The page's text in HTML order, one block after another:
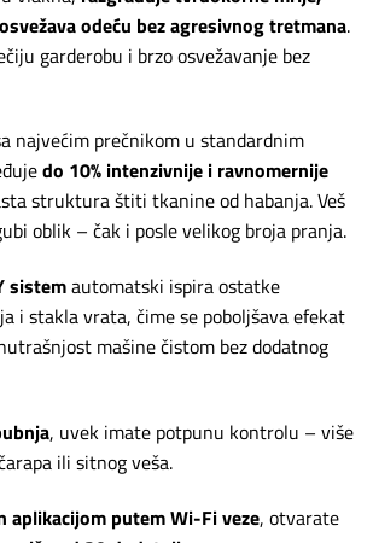
odeću bez agresivnog tretmana.
garderobu i brzo osvežavanje bez
najvećim prečnikom u standardnim
do 10% intenzivnije i ravnomernije
struktura štiti tkanine od habanja. Veš
oblik – čak i posle velikog broja pranja.
sistemautomatski ispira ostatke
i stakla vrata, čime se poboljšava efekat
mašine čistom bez dodatnog
, uvek imate potpunu kontrolu – više
ili sitnog veša.
aplikacijom putem Wi-Fi veze, otvarate